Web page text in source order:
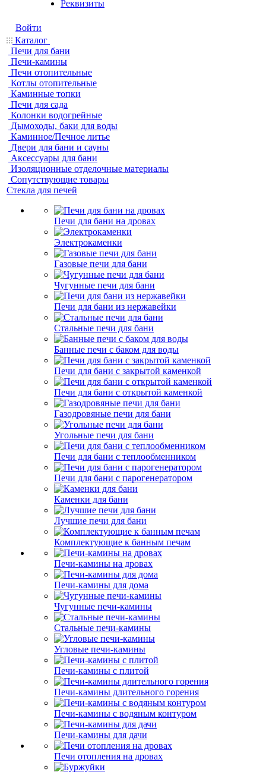
Реквизиты
Войти
Каталог
Печи для бани
Печи-камины
Печи отопительные
Котлы отопительные
Каминные топки
Печи для сада
Колонки водогрейные
Дымоходы, баки для воды
Каминное/Печное литье
Двери для бани и сауны
Аксессуары для бани
Изоляционные отделочные материалы
Сопутствующие товары
Стекла для печей
Печи для бани на дровах
Электрокаменки
Газовые печи для бани
Чугунные печи для бани
Печи для бани из нержавейки
Стальные печи для бани
Банные печи с баком для воды
Печи для бани с закрытой каменкой
Печи для бани с открытой каменкой
Газодровяные печи для бани
Угольные печи для бани
Печи для бани с теплообменником
Печи для бани с парогенератором
Каменки для бани
Лучшие печи для бани
Комплектующие к банным печам
Печи-камины на дровах
Печи-камины для дома
Чугунные печи-камины
Стальные печи-камины
Угловые печи-камины
Печи-камины с плитой
Печи-камины длительного горения
Печи-камины с водяным контуром
Печи-камины для дачи
Печи отопления на дровах